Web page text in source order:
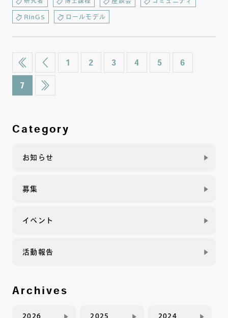
RinGS ロールモデル
1 2 3 4 5 6
7
Category
お知らせ
募集
イベント
活動報告
Archives
2026 2025 2024